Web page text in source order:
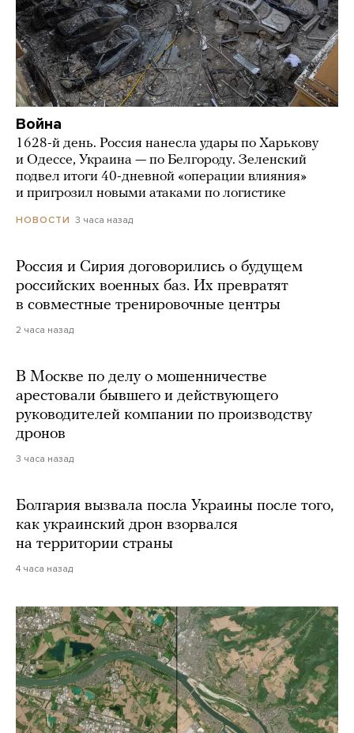
Война
1628-й день. Россия нанесла удары по Харькову
и Одессе, Украина — по Белгороду. Зеленский
подвел итоги 40-дневной «операции влияния»
и пригрозил новыми атаками по логистике
НОВОСТИ 3 часа назад
Россия и Сирия договорились о будущем
российских военных баз. Их превратят
в совместные тренировочные центры
2 часа назад
В Москве по делу о мошенничестве
арестовали бывшего и действующего
руководителей компании по производству
дронов
3 часа назад
Болгария вызвала посла Украины после того,
как украинский дрон взорвался
на территории страны
4 часа назад